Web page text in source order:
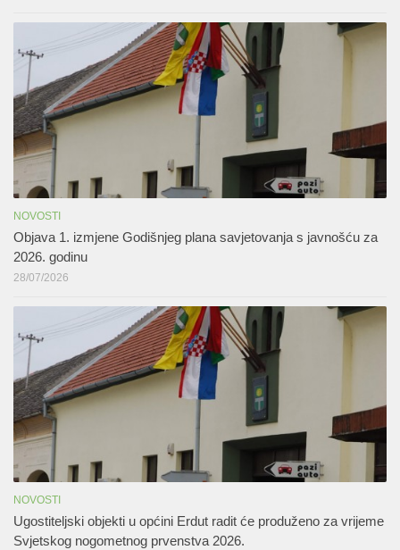
NOVOSTI
Objava 1. izmjene Godišnjeg plana savjetovanja s javnošću za
2026. godinu
28/07/2026
NOVOSTI
Ugostiteljski objekti u općini Erdut radit će produženo za vrijeme
Svjetskog nogometnog prvenstva 2026.